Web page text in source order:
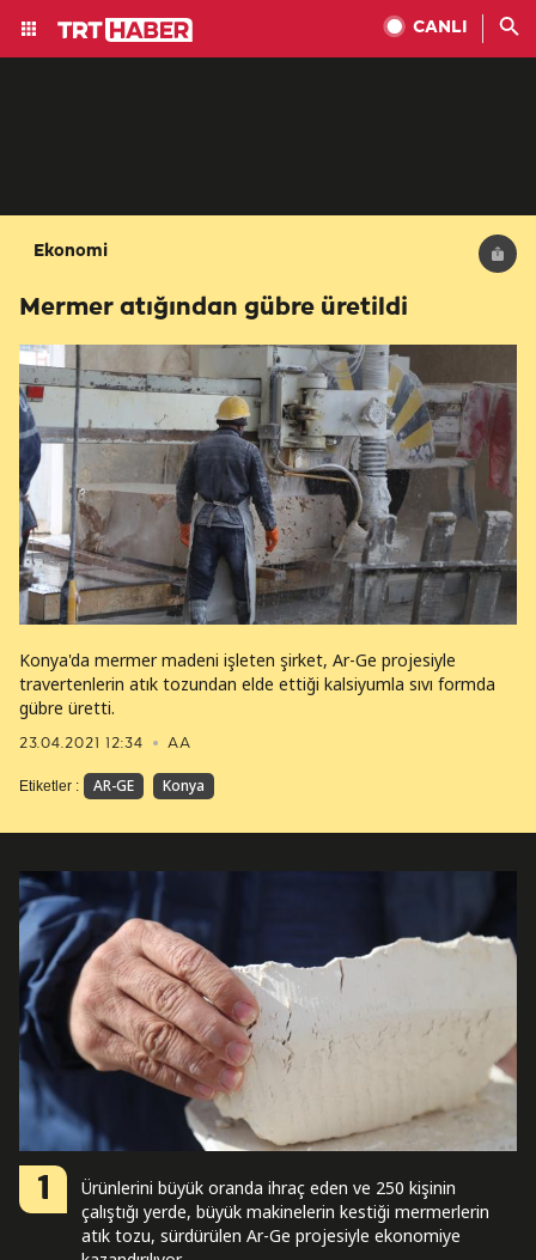
CANLI
Ekonomi
Mermer atığından gübre üretildi
23.04.2021 12:34 AA
Konya'da mermer madeni işleten şirket, Ar-Ge projesiyle
travertenlerin atık tozundan elde ettiği kalsiyumla sıvı formda
gübre üretti.
Etiketler : AR-GE Konya
1
Ürünlerini büyük oranda ihraç eden ve 250 kişinin
çalıştığı yerde, büyük makinelerin kestiği mermerlerin
atık tozu, sürdürülen Ar-Ge projesiyle ekonomiye